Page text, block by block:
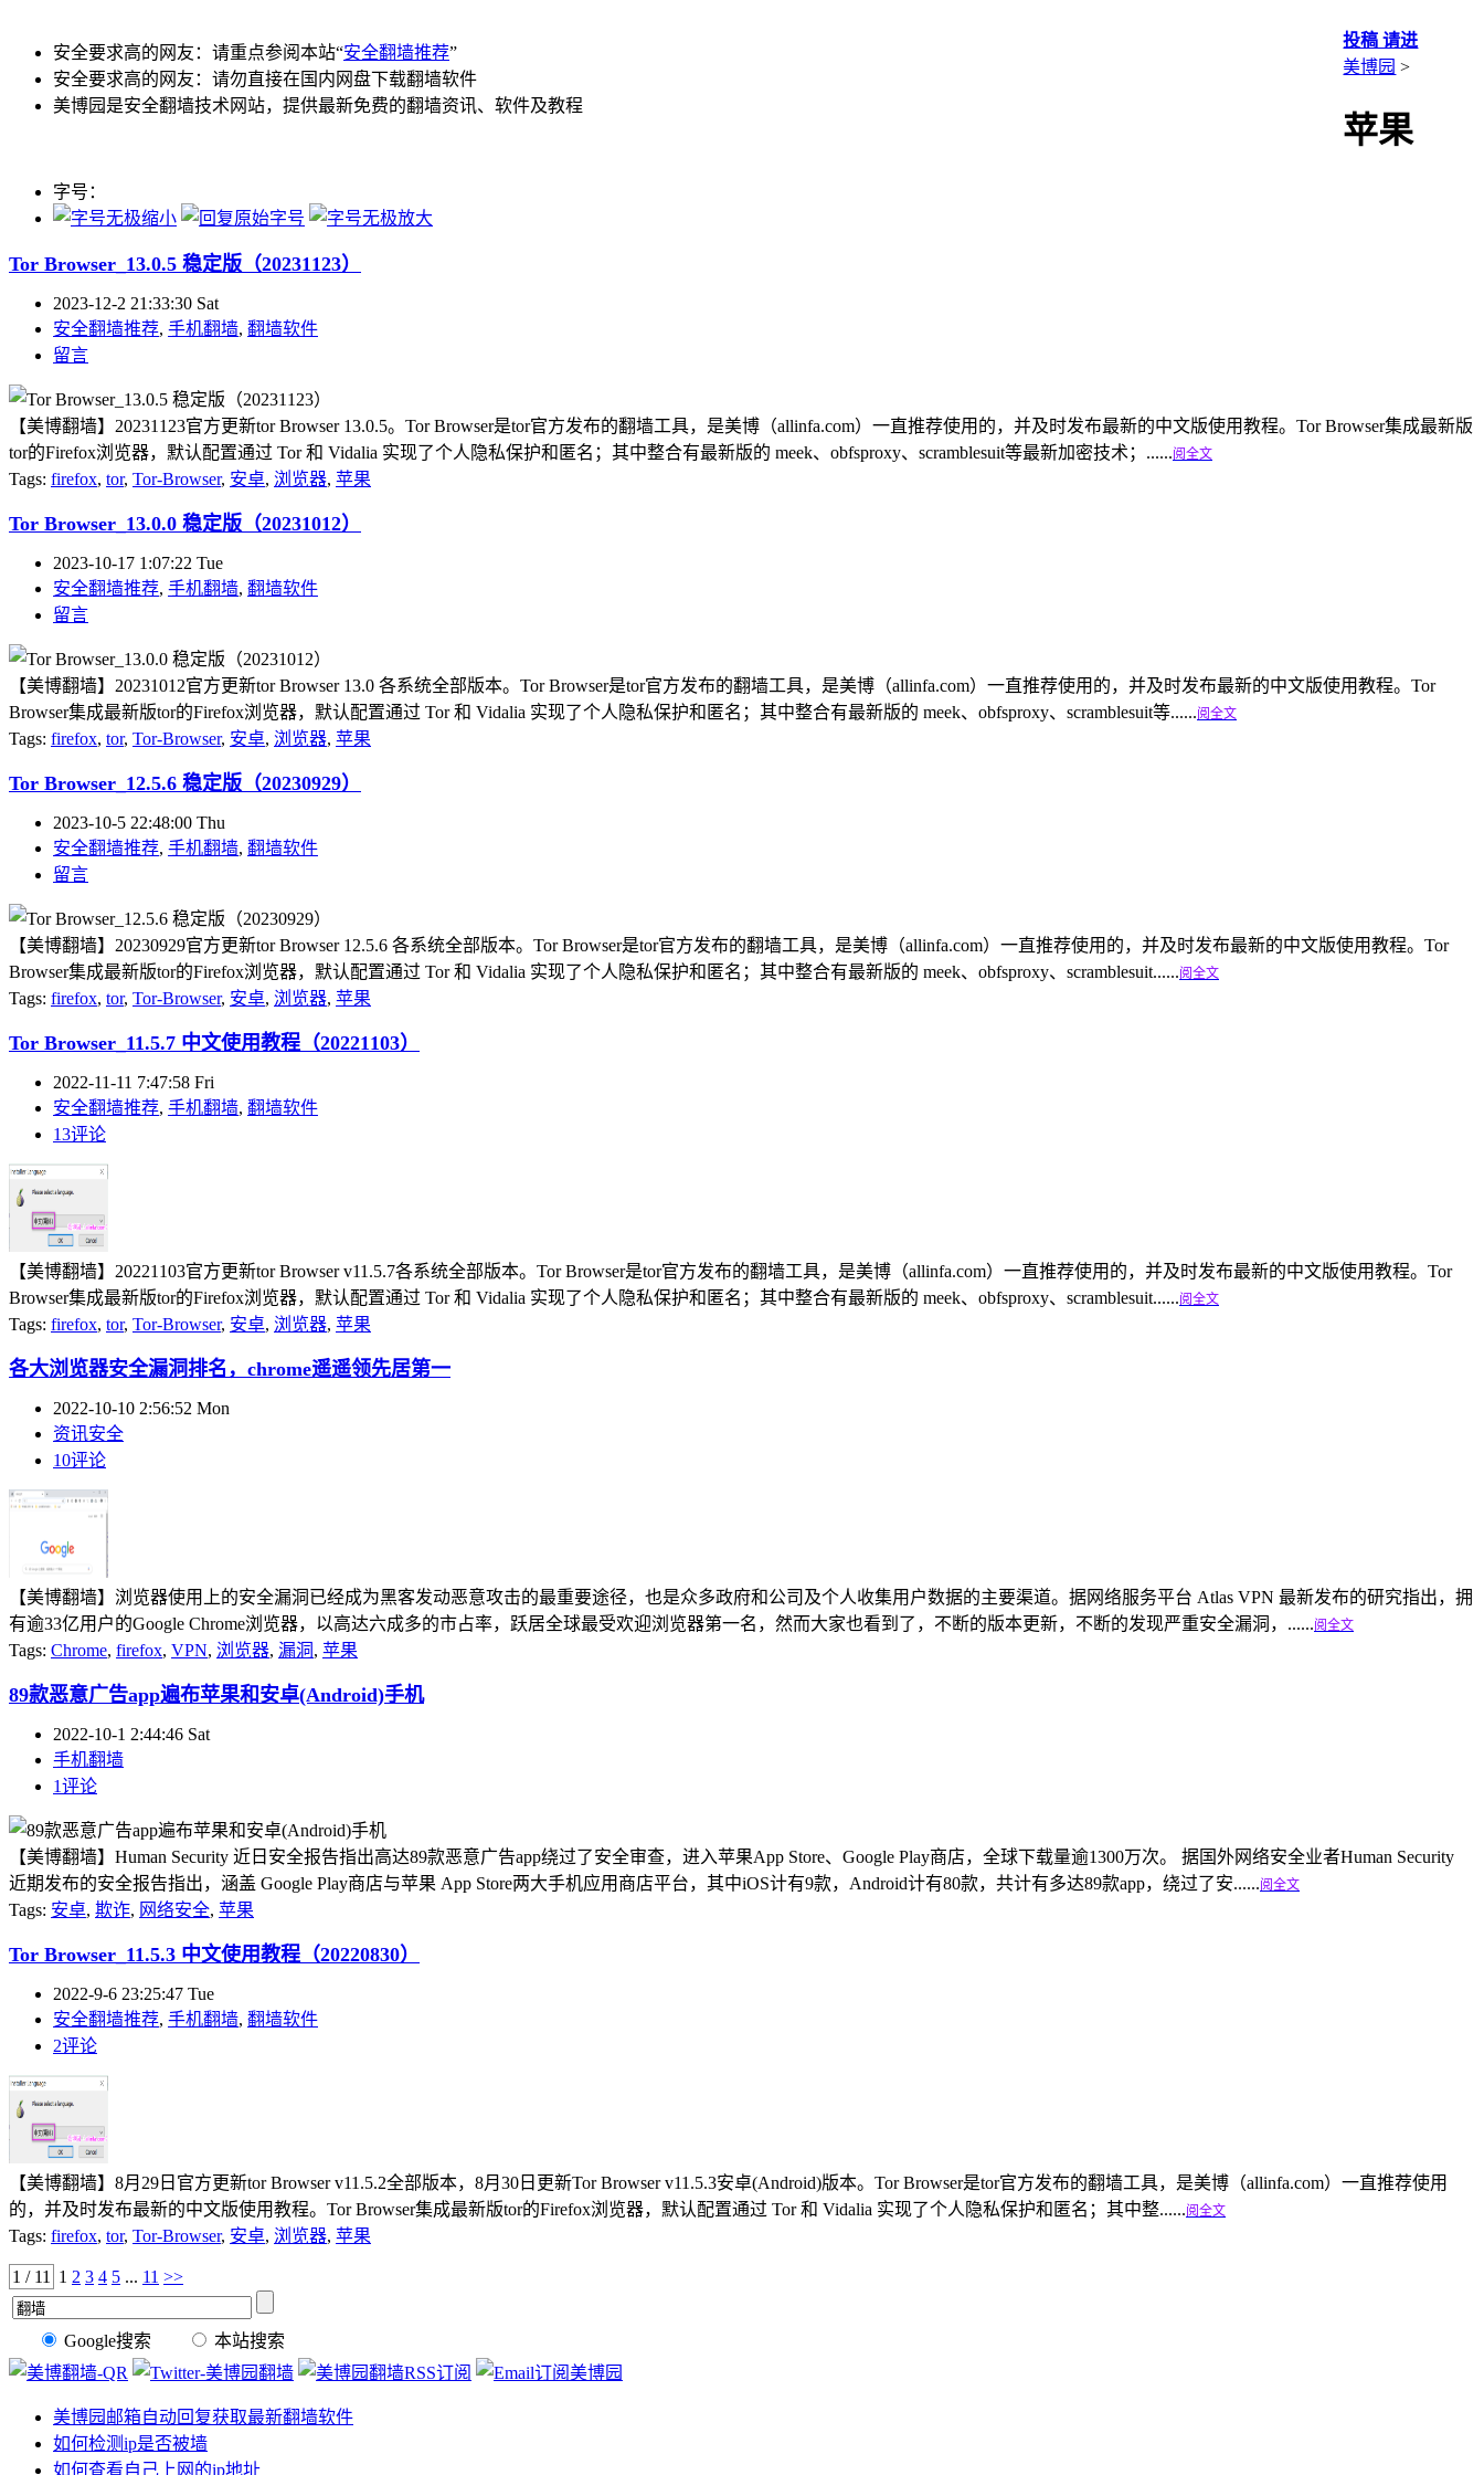
安全要求高的网友：请重点参阅本站“安全翻墙推荐”
安全要求高的网友：请勿直接在国内网盘下载翻墙软件
美博园是安全翻墙技术网站，提供最新免费的翻墙资讯、软件及教程
投稿 请进
美博园 >
苹果
字号：
Tor Browser_13.0.5 稳定版（20231123）
2023-12-2 21:33:30 Sat
安全翻墙推荐, 手机翻墙, 翻墙软件
留言
【美博翻墙】20231123官方更新tor Browser 13.0.5。Tor Browser是tor官方发布的翻墙工具，是美博（allinfa.com）一直推荐使用的，并及时发布最新的中文版使用教程。Tor Browser集成最新版
tor的Firefox浏览器，默认配置通过 Tor 和 Vidalia 实现了个人隐私保护和匿名；其中整合有最新版的 meek、obfsproxy、scramblesuit等最新加密技术；......阅全文
Tags: firefox, tor, Tor-Browser, 安卓, 浏览器, 苹果
Tor Browser_13.0.0 稳定版（20231012）
2023-10-17 1:07:22 Tue
安全翻墙推荐, 手机翻墙, 翻墙软件
留言
【美博翻墙】20231012官方更新tor Browser 13.0 各系统全部版本。Tor Browser是tor官方发布的翻墙工具，是美博（allinfa.com）一直推荐使用的，并及时发布最新的中文版使用教程。Tor
Browser集成最新版tor的Firefox浏览器，默认配置通过 Tor 和 Vidalia 实现了个人隐私保护和匿名；其中整合有最新版的 meek、obfsproxy、scramblesuit等......阅全文
Tags: firefox, tor, Tor-Browser, 安卓, 浏览器, 苹果
Tor Browser_12.5.6 稳定版（20230929）
2023-10-5 22:48:00 Thu
安全翻墙推荐, 手机翻墙, 翻墙软件
留言
【美博翻墙】20230929官方更新tor Browser 12.5.6 各系统全部版本。Tor Browser是tor官方发布的翻墙工具，是美博（allinfa.com）一直推荐使用的，并及时发布最新的中文版使用教程。Tor
Browser集成最新版tor的Firefox浏览器，默认配置通过 Tor 和 Vidalia 实现了个人隐私保护和匿名；其中整合有最新版的 meek、obfsproxy、scramblesuit......阅全文
Tags: firefox, tor, Tor-Browser, 安卓, 浏览器, 苹果
Tor Browser_11.5.7 中文使用教程（20221103）
2022-11-11 7:47:58 Fri
安全翻墙推荐, 手机翻墙, 翻墙软件
13评论
【美博翻墙】20221103官方更新tor Browser v11.5.7各系统全部版本。Tor Browser是tor官方发布的翻墙工具，是美博（allinfa.com）一直推荐使用的，并及时发布最新的中文版使用教程。Tor
Browser集成最新版tor的Firefox浏览器，默认配置通过 Tor 和 Vidalia 实现了个人隐私保护和匿名；其中整合有最新版的 meek、obfsproxy、scramblesuit......阅全文
Tags: firefox, tor, Tor-Browser, 安卓, 浏览器, 苹果
各大浏览器安全漏洞排名，chrome遥遥领先居第一
2022-10-10 2:56:52 Mon
资讯安全
10评论
【美博翻墙】浏览器使用上的安全漏洞已经成为黑客发动恶意攻击的最重要途径，也是众多政府和公司及个人收集用户数据的主要渠道。据网络服务平台 Atlas VPN 最新发布的研究指出，拥
有逾33亿用户的Google Chrome浏览器，以高达六成多的市占率，跃居全球最受欢迎浏览器第一名，然而大家也看到了，不断的版本更新，不断的发现严重安全漏洞，......阅全文
Tags: Chrome, firefox, VPN, 浏览器, 漏洞 , 苹果
89款恶意广告app遍布苹果和安卓(Android)手机
2022-10-1 2:44:46 Sat
手机翻墙
1评论
【美博翻墙】Human Security 近日安全报告指出高达89款恶意广告app绕过了安全审查，进入苹果App Store、Google Play商店，全球下载量逾1300万次。 据国外网络安全业者Human Security
近期发布的安全报告指出，涵盖 Google Play商店与苹果 App Store两大手机应用商店平台，其中iOS计有9款，Android计有80款，共计有多达89款app，绕过了安......阅全文
Tags: 安卓, 欺诈, 网络安全, 苹果
Tor Browser_11.5.3 中文使用教程（20220830）
2022-9-6 23:25:47 Tue
安全翻墙推荐, 手机翻墙, 翻墙软件
2评论
【美博翻墙】8月29日官方更新tor Browser v11.5.2全部版本，8月30日更新Tor Browser v11.5.3安卓(Android)版本。Tor Browser是tor官方发布的翻墙工具，是美博（allinfa.com）一直推荐使用
的，并及时发布最新的中文版使用教程。Tor Browser集成最新版tor的Firefox浏览器，默认配置通过 Tor 和 Vidalia 实现了个人隐私保护和匿名；其中整......阅全文
Tags: firefox, tor, Tor-Browser, 安卓, 浏览器, 苹果
1 / 11 1 2 3 4 5 ... 11 >>
Google搜索 本站搜索
美博园邮箱自动回复获取最新翻墙软件
如何检测ip是否被墙
如何查看自己上网的ip地址